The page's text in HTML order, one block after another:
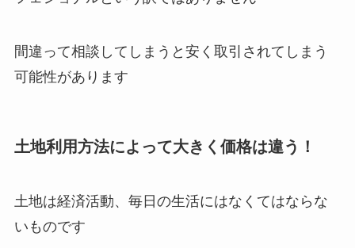
間違って相談してしまうと安く取引されてしまう
可能性があります
土地利用方法によって大きく価格は違う！
土地は経済活動、毎日の生活にはなくてはならな
いものです